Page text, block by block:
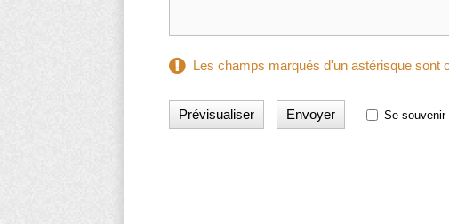
Les champs marqués d'un astérisque sont
Se souvenir